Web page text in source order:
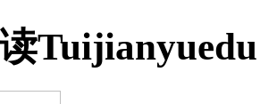
Tuijianyuedu